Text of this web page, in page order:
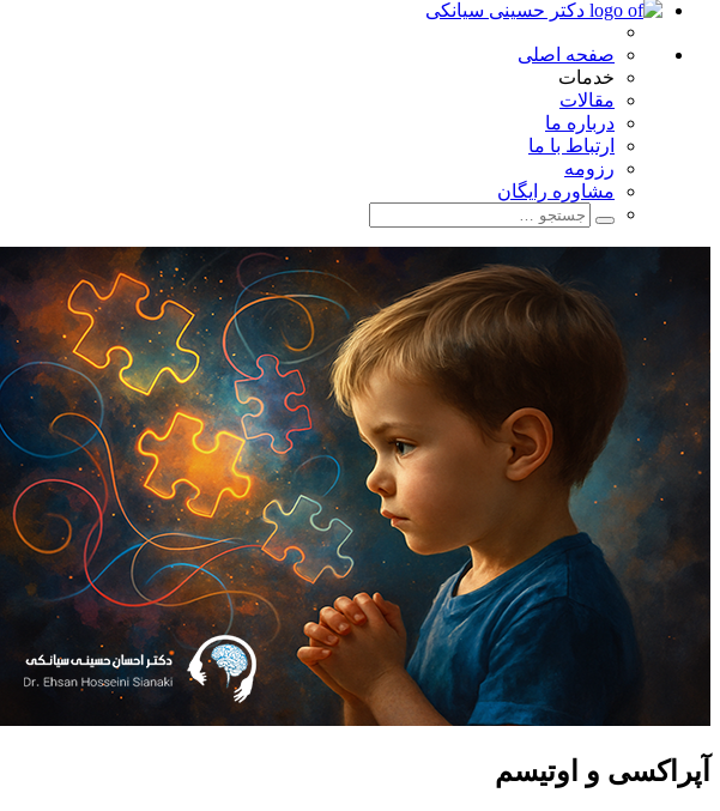
صفحه اصلی
خدمات
مقالات
درباره ما
ارتباط با ما
رزومه
مشاوره رایگان
آپراکسی و اوتیسم